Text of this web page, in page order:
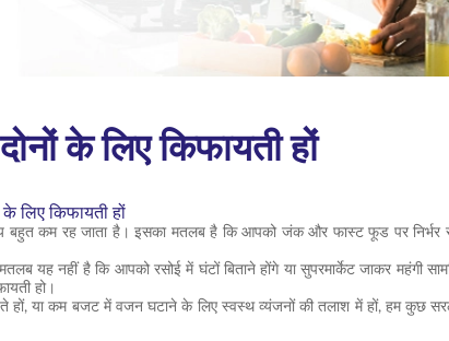
के लिए किफायती हों
लिए किफायती हों
बहुत कम रह जाता है। इसका मतलब है कि आपको जंक और फास्ट फूड पर निर्भर
यह नहीं है कि आपको रसोई में घंटों बिताने होंगे या सुपरमार्केट जाकर महंगी
हो।
हों, या कम बजट में वजन घटाने के लिए स्वस्थ व्यंजनों की तलाश में हों, हम कुछ